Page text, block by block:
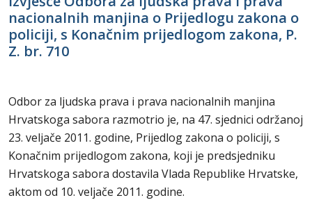
nacionalnih manjina o Prijedlogu zakona o
policiji, s Konačnim prijedlogom zakona, P.
Z. br. 710
Odbor za ljudska prava i prava nacionalnih manjina
Hrvatskoga sabora razmotrio je, na 47. sjednici održanoj
23. veljače 2011. godine, Prijedlog zakona o policiji, s
Konačnim prijedlogom zakona, koji je predsjedniku
Hrvatskoga sabora dostavila Vlada Republike Hrvatske,
aktom od 10. veljače 2011. godine.